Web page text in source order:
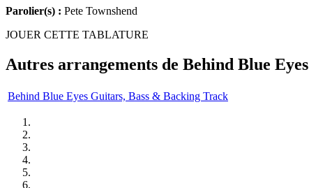
Parolier(s) : Pete Townshend
JOUER CETTE TABLATURE
Autres arrangements de Behind Blue Eyes
Behind Blue Eyes Guitars, Bass & Backing Track